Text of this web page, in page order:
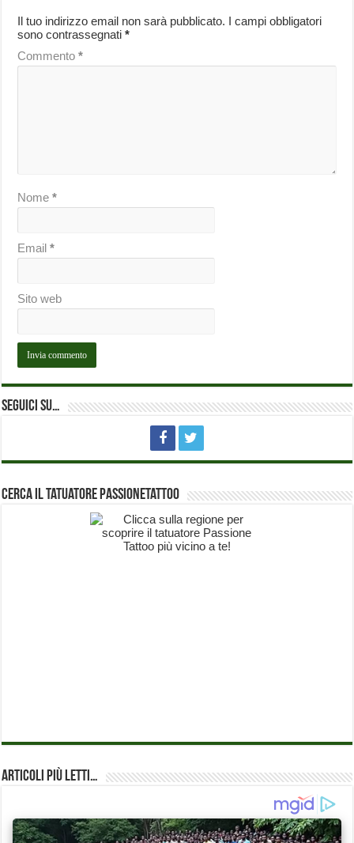
Il tuo indirizzo email non sarà pubblicato. I campi obbligatori
sono contrassegnati*
Commento*
Nome*
Email*
Sito web
Seguici su…
Cerca il Tatuatore PassioneTattoo
Articoli più Letti…